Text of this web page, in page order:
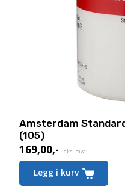
Amsterdam
(105)
169,00,- eks. mva.
Legg i kurv